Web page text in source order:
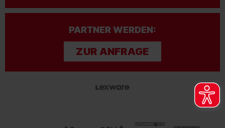
PARTNER WERDEN:
ZUR ANFRAGE